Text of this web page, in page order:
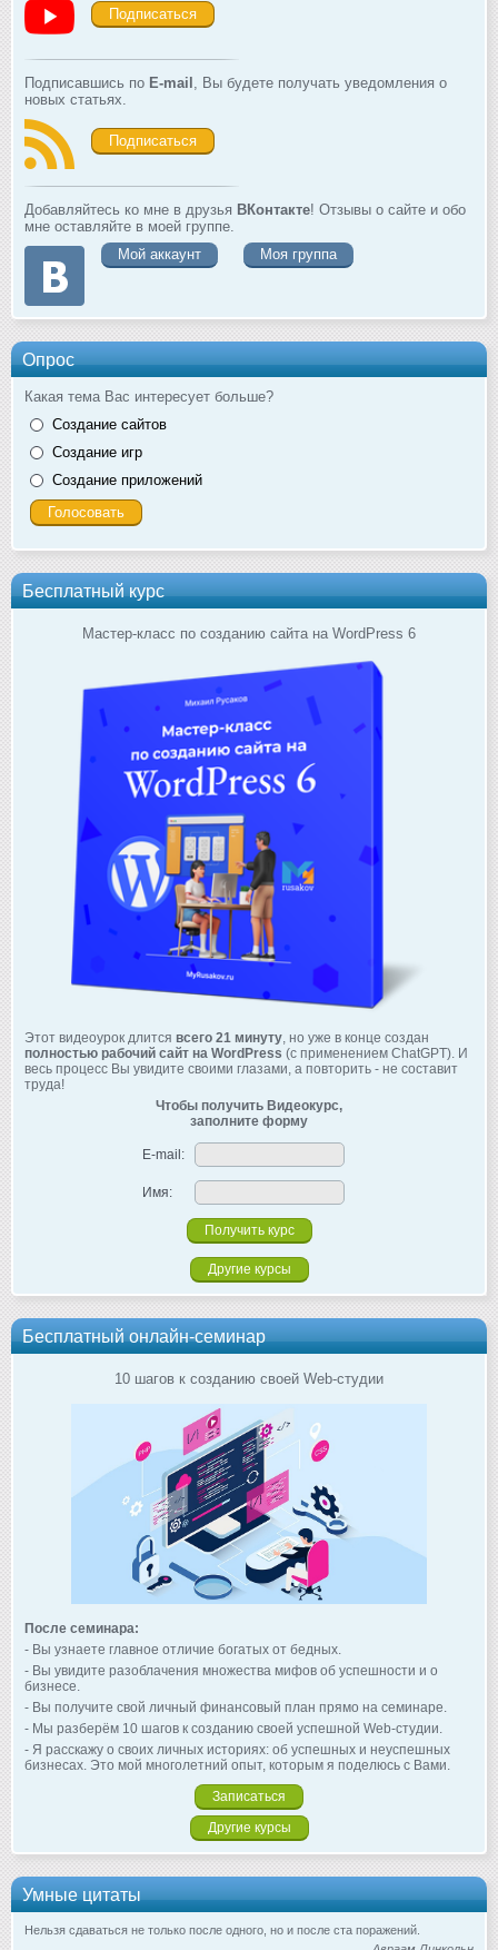
Подписаться
Подписавшись по E-mail , Вы будете получать уведомления о
новых статьях.
Подписаться
Добавляйтесь ко мне в друзья ВКонтакте! Отзывы о сайте и обо
мне оставляйте в моей группе.
Мой аккаунт
Моя группа
Опрос
Какая тема Вас интересует больше?
Создание сайтов
Создание игр
Создание приложений
Бесплатный курс
Мастер-класс по созданию сайта на WordPress 6
Этот видеоурок длится всего 21 минуту, но уже в конце создан
полностью рабочий сайт на WordPress (с применением ChatGPT). И
весь процесс Вы увидите своими глазами, а повторить - не составит
труда!
Чтобы получить Видеокурс,
заполните форму
E-mail:
Имя:
Другие курсы
Бесплатный онлайн-семинар
10 шагов к созданию своей Web-студии
После семинара:
- Вы узнаете главное отличие богатых от бедных.
- Вы увидите разоблачения множества мифов об успешности и о
бизнесе.
- Вы получите свой личный финансовый план прямо на семинаре.
- Мы разберём 10 шагов к созданию своей успешной Web-студии.
- Я расскажу о своих личных историях: об успешных и неуспешных
бизнесах. Это мой многолетний опыт, которым я поделюсь с Вами.
Записаться
Другие курсы
Умные цитаты
Нельзя сдаваться не только после одного, но и после ста поражений.